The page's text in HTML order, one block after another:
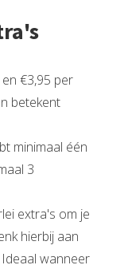
€3,95 per
betekent
minimaal één
3
extra's om je
hierbij aan
wanneer